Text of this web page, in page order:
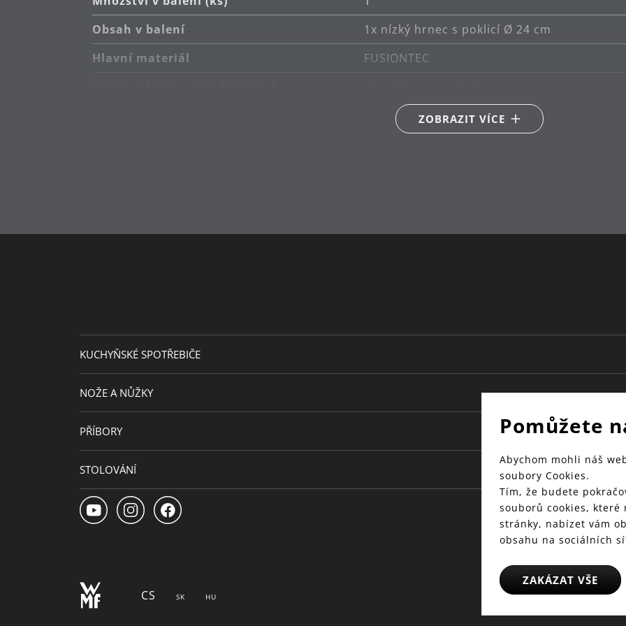
Obsah v balení
1x nízký hrnec s poklicí Ø 24 cm
Hlavní materiál
FUSIONTEC
Vhodné pro keramické, plynové, elektrické
ZOBRAZIT VÍCE
KUCHYŇSKÉ SPOTŘEBIČE
NOŽE A NŮŽKY
PŘÍBORY
STOLOVÁNÍ
CS SK HU
Pomůžete
Abychom mohli náš
soubory Cookies.
Tím, že budete
souborů cookies,
stránky, nabízet vám
obsahu na sociálních
ZAKÁZAT VŠE